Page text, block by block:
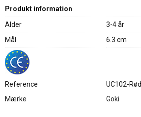
Produkt information
Alder
3-4 år
Mål
6.3 cm
Reference
UC102-Rød
Mærke
Goki